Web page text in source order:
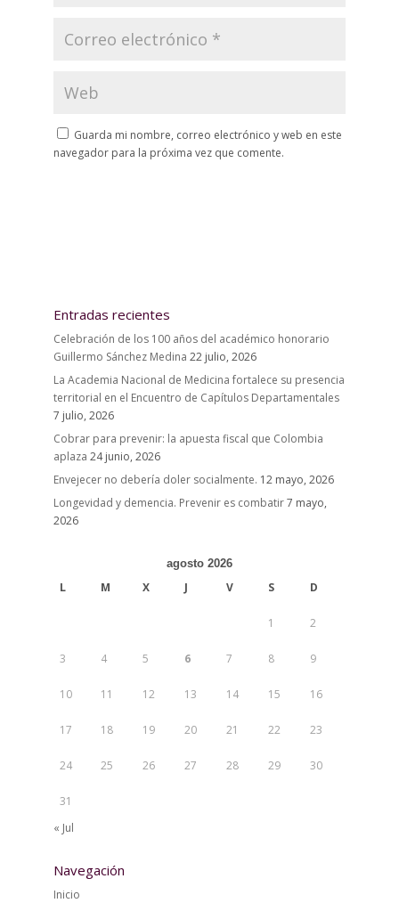
Guarda mi nombre, correo electrónico y web en este
navegador para la próxima vez que comente.
Entradas recientes
Celebración de los 100 años del académico honorario
Guillermo Sánchez Medina 22 julio, 2026
La Academia Nacional de Medicina fortalece su presencia
territorial en el Encuentro de Capítulos Departamentales
7 julio, 2026
Cobrar para prevenir: la apuesta fiscal que Colombia
aplaza 24 junio, 2026
Envejecer no debería doler socialmente. 12 mayo, 2026
Longevidad y demencia. Prevenir es combatir7 mayo,
2026
agosto 2026
L M X J V S D
1 2
3 4 5 6 7 8 9
10 11 12 13 14 15 16
17 18 19 20 21 22 23
24 25 26 27 28 29 30
31
« Jul
Navegación
Inicio